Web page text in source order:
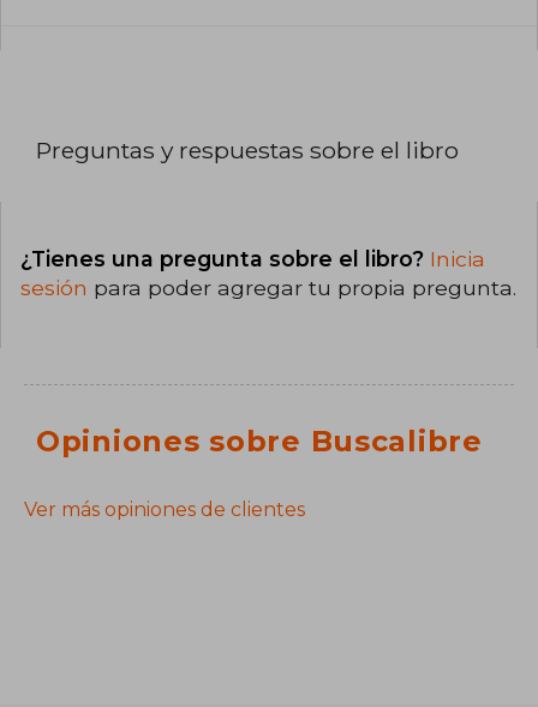
Preguntas y respuestas sobre el libro
¿Tienes una pregunta sobre el libro? Inicia
sesión para poder agregar tu propia pregunta.
Opiniones sobre Buscalibre
Ver más opiniones de clientes